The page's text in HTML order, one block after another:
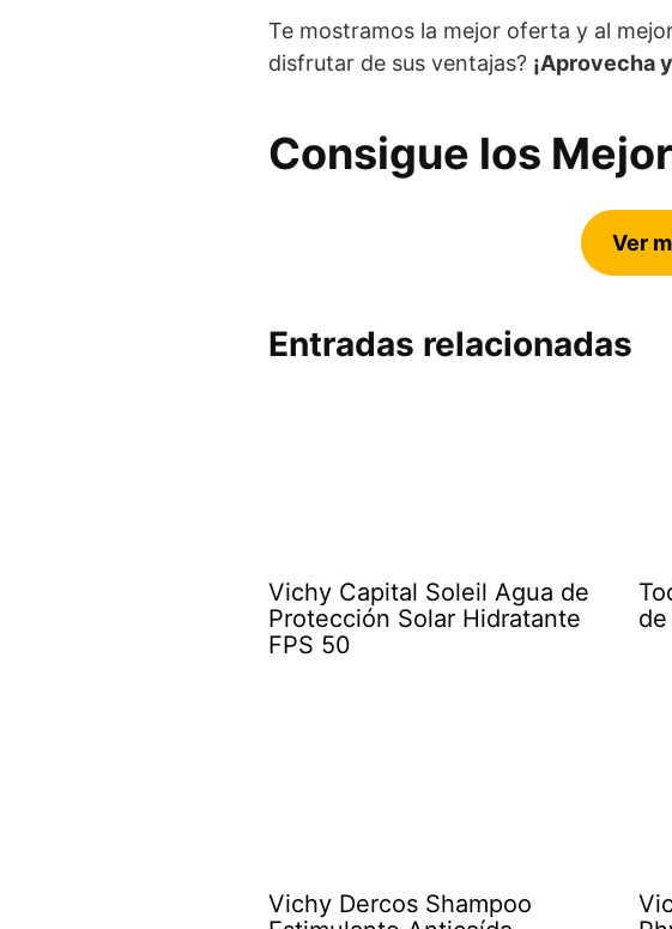
Te mostramos la mejor oferta y al
disfrutar de sus ventajas? ¡Aprovecha
Consigue los
Ver
Entradas relacionadas
Vichy Capital Soleil Agua de
Protección Solar Hidratante
FPS 50
Vichy Dercos Shampoo